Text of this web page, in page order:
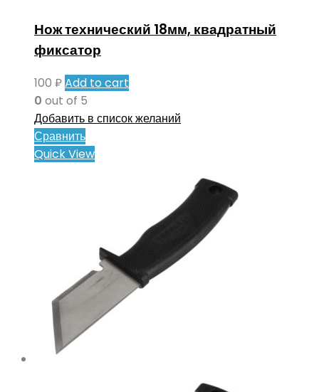
Нож технический 18мм, квадратный
фиксатор
100 ₽Add to cart
0 out of 5
Добавить в список желаний
Сравнить
Quick View